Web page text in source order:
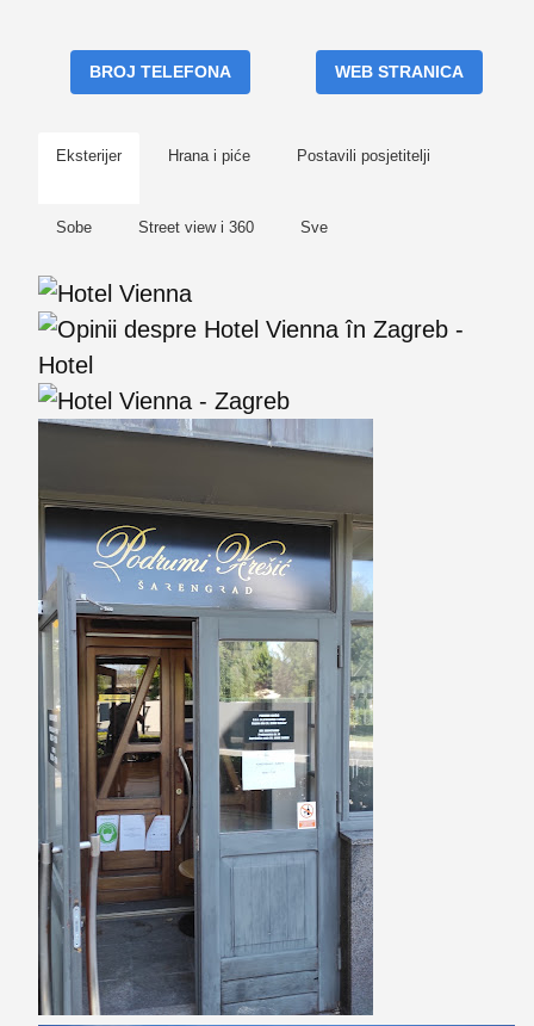
BROJ TELEFONA WEB STRANICA
Eksterijer Hrana i piće Postavili posjetitelji
Sobe Street view i 360 Sve